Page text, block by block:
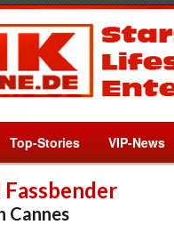
Top-Stories VIP-News
Cannes